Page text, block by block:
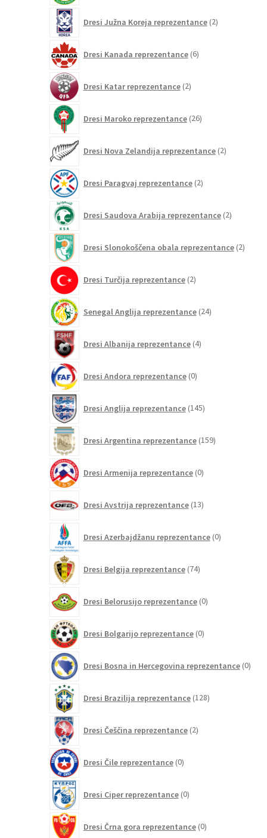
Dresi Južna Koreja reprezentance 2izdelka
Dresi Kanada reprezentance 6izdelkov
Dresi Katar reprezentance 2izdelka
Dresi Maroko reprezentance 26izdelkov
Dresi Nova Zelandija reprezentance 2izdelka
Dresi Paragvaj reprezentance 2izdelka
Dresi Saudova Arabija reprezentance 2izdelka
Dresi Slonokoščena obala reprezentance 2izdelka
Dresi Turčija reprezentance 2izdelka
Senegal Anglija reprezentance 24izdelkov
Dresi Albanija reprezentance 4izdelki
Dresi Andora reprezentance 0izdelkov
Dresi Anglija reprezentance 145izdelkov
Dresi Argentina reprezentance 159izdelkov
Dresi Armenija reprezentance 0izdelkov
Dresi Avstrija reprezentance 13izdelkov
Dresi Azerbajdžanu reprezentance 0izdelkov
Dresi Belgija reprezentance 74izdelkov
Dresi Belorusijo reprezentance 0izdelkov
Dresi Bolgarijo reprezentance 0izdelkov
Dresi Bosna in Hercegovina reprezentance 0
Dresi Brazilija reprezentance 128izdelkov
Dresi Češčina reprezentance 2izdelka
Dresi Čile reprezentance 0izdelkov
Dresi Ciper reprezentance 0izdelkov
Dresi Črna gora reprezentance 0izdelkov